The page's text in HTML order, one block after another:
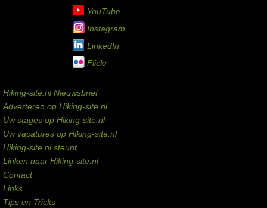
YouTube
Instagram
LinkedIn
Flickr
Hiking-site.nl Nieuwsbrief
Adverteren op Hiking-site.nl
Uw stages op Hiking-site.nl
Uw vacatures op Hiking-site.nl
Hiking-site.nl steunt
Linken naar Hiking-site.nl
Contact
Links
Tips en Tricks